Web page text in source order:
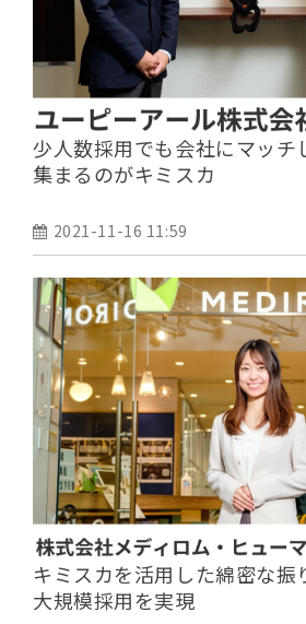
少人数採用でも会社にマッチ
集まるのがキミスカ
2021-11-16 11:59
キミスカを活用した綿密な振
大規模採用を実現